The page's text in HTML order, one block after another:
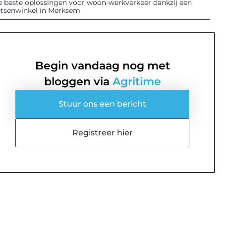
beste oplossingen voor woon-werkverkeer dankzij een
in Merksem
Begin vandaag nog met
bloggen via Agritime
Stuur ons een bericht
Registreer hier